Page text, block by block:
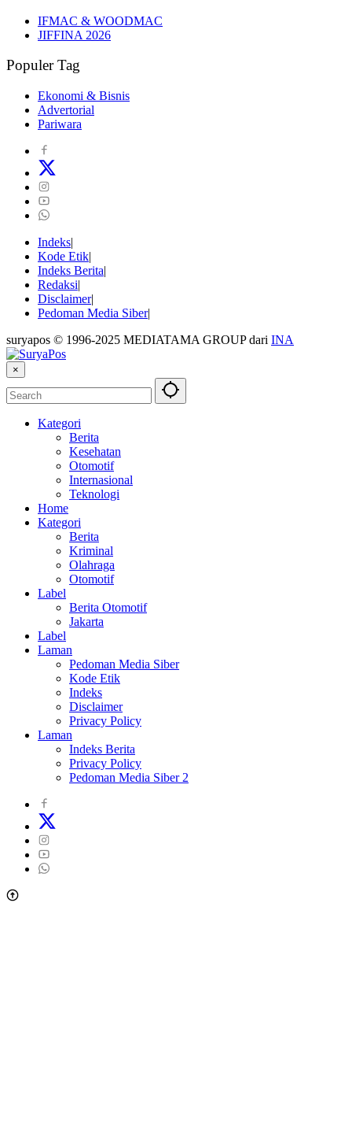
IFMAC & WOODMAC
JIFFINA 2026
Populer Tag
Ekonomi & Bisnis
Advertorial
Pariwara
Indeks
Kode Etik
Indeks Berita
Redaksi
Disclaimer
Pedoman Media Siber
suryapos © 1996-2025 MEDIATAMA GROUP dari INA
×
Kategori
Berita
Kesehatan
Otomotif
Internasional
Teknologi
Home
Kategori
Berita
Kriminal
Olahraga
Otomotif
Label
Berita Otomotif
Jakarta
Label
Laman
Pedoman Media Siber
Kode Etik
Indeks
Disclaimer
Privacy Policy
Laman
Indeks Berita
Privacy Policy
Pedoman Media Siber 2